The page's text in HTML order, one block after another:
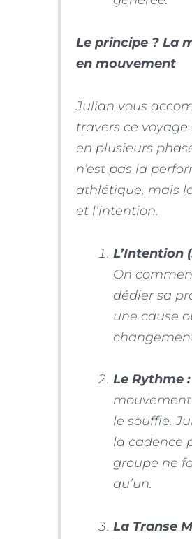
Le principe ? La
en mouvement
Julian vous
travers ce voyage
en plusieurs
n’est pas la
athlétique, mais
et l’intention.
L’Intention
On
dédier sa
une cause
Le Rythme :
le souffle.
la cadence
groupe ne
qu’un.
La Transe